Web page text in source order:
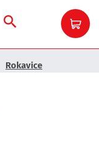
Rokavice